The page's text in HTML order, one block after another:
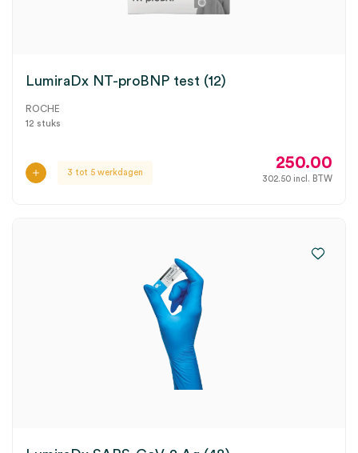
LumiraDx NT-proBNP test (12)
ROCHE
12 stuks
3 tot 5 werkdagen
250.00
302.50 incl. BTW